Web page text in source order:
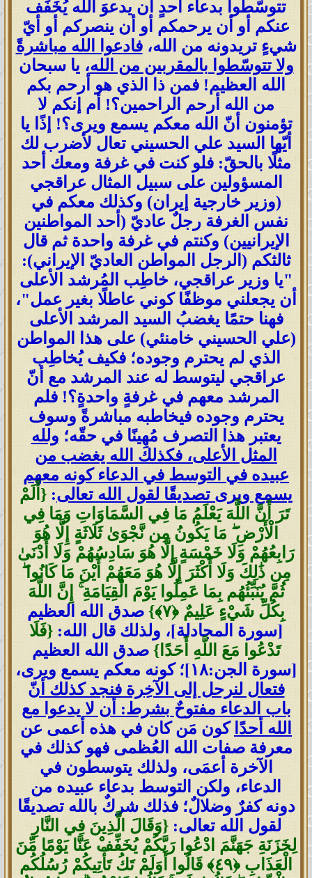
تتوسّطوا بدعاء أحدٍ أن يدعوَ الله يُخَفِّف
عنكم أو أن يرحمكم أو أن ينصركم أو أيّ
شيءٍ تريدونه من الله،فادعوا الله مباشرةً
ولا تتوسّطوا بالمقربين من الله، يا سبحان
الله العظيم! فمن ذا الذي هو أرحم بكم
من الله أرحم الراحمين؟! أم إنكم لا
تؤمنون أنّ الله معكم يسمع ويرى؟! إذًا يا
أيّها السيد علي الحسيني تعال لأضرب لك
مثلًا بالحقّ: فلو كنت في غرفة ومعك أحد
المسؤولين على سبيل المثال عراقجي
(وزير خارجية إيران) وكذلك معكم في
نفس الغرفة رجلٌ عاديّ (أحد المواطنين
الإيرانيين) وكنتم في غرفة واحدة ثم قال
ثالثكم (الرجل المواطن العاديّ الإيراني):
"يا وزير عراقجي، خاطِب المُرشد الأعلى
أن يجعلني موظفًا كوني عاطلًا بغير عمل"،
فهنا حتمًا يغضبُ السيد المرشد الأعلى
(علي الحسيني خامنئي) على هذا المواطن
الذي لم يحترم وجوده؛ فكيف يُخاطِب
عراقجي ليتوسط له عند المرشد مع أنّ
المرشد معهم في غرفةٍ واحدةٍ؟! فلم
يحترم وجوده فيخاطبه مباشرةً وسوف
يعتبر هذا التصرف مُهِينًا في حقّه؛ ولله
المثل الأعلى، فكذلك الله يغضب من
عبيده في التوسط في الدعاء كونه معهم
يسمع ويرى تصديقًا لقول الله تعالى: {أَلَمْ
تَرَ أَنَّ اللَّهَ يَعْلَمُ مَا فِي السَّمَاوَاتِ وَمَا فِي
الْأَرْضِ ۖ مَا يَكُونُ مِن نَّجْوَىٰ ثَلَاثَةٍ إِلَّا هُوَ
رَابِعُهُمْ وَلَا خَمْسَةٍ إِلَّا هُوَ سَادِسُهُمْ وَلَا أَدْنَىٰ
مِن ذَٰلِكَ وَلَا أَكْثَرَ إِلَّا هُوَ مَعَهُمْ أَيْنَ مَا كَانُوا ۖ
ثُمَّ يُنَبِّئُهُم بِمَا عَمِلُوا يَوْمَ الْقِيَامَةِ ۚ إِنَّ اللَّهَ
بِكُلِّ شَيْءٍ عَلِيمٌ ‎﴿٧﴾‏}
صدق الله العظيم
[سورة المجادلة]، ولذلك قال الله: {فَلَا
تَدْعُوا مَعَ اللَّهِ أَحَدًا}صدق الله العظيم
[سورة الجن:١٨]؛ كونه معكم يسمع ويرى،
فتعال لنرحل إلى الآخِرة فنجد كذلك أنّ
باب الدعاء مفتوحٌ بشرط: أن لا يدعوا مع
الله أحدًا كون مَن كان في هذه أعمى عن
معرفة صفات الله العُظمى فهو كذلك في
الآخرة أعمَى، ولذلك يتوسطون في
الدعاء، ولكن التوسط بدعاء عبيده من
دونه كفرٌ وضلالٌ؛ فذلك شركٌ بالله تصديقًا
لقول الله تعالى:{وَقَالَ الَّذِينَ فِي النَّارِ
لِخَزَنَةِ جَهَنَّمَ ادْعُوا رَبَّكُمْ يُخَفِّفْ عَنَّا يَوْمًا مِّنَ
الْعَذَابِ ‎﴿٤٩﴾‏‏ قَالُوا أَوَلَمْ تَكُ تَأْتِيكُمْ رُسُلُكُم